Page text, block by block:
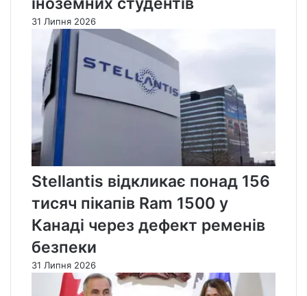
31 Липня 2026
Stellantis відкликає понад 156
тисяч пікапів Ram 1500 у
Канаді через дефект ременів
безпеки
31 Липня 2026